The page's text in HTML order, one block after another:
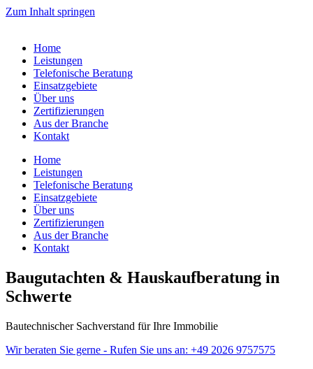
Zum Inhalt springen
Home
Leistungen
Telefonische Beratung
Einsatzgebiete
Über uns
Zertifizierungen
Aus der Branche
Kontakt
Home
Leistungen
Telefonische Beratung
Einsatzgebiete
Über uns
Zertifizierungen
Aus der Branche
Kontakt
Baugutachten & Hauskaufberatung in
Schwerte
Bautechnischer Sachverstand für Ihre Immobilie
Wir beraten Sie gerne - Rufen Sie uns an: +49 2026 9757575